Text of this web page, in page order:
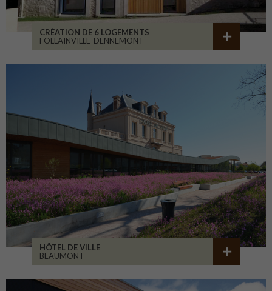
CRÉATION DE 6 LOGEMENTS
FOLLAINVILLE-DENNEMONT
HÔTEL DE VILLE
BEAUMONT